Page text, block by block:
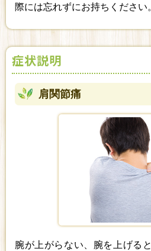
際には忘れずにお持ちください。
症状説明
肩関節痛
腕が上がらない、腕を上げる